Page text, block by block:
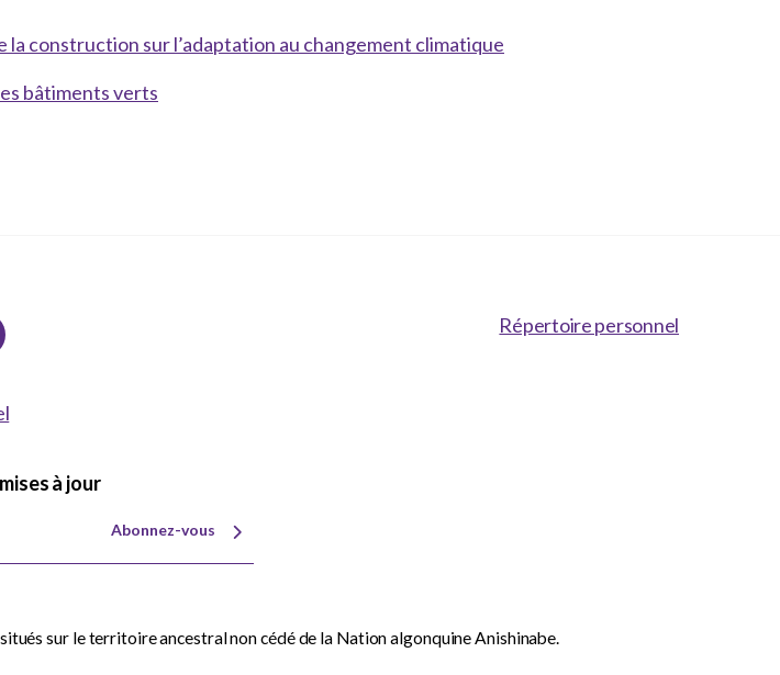
construction sur l’adaptation au changement climatique
bâtiments verts
à jour
Abonnez-vous
Répertoire personnel
sur le territoire ancestral non cédé de la Nation algonquine Anishinabe.